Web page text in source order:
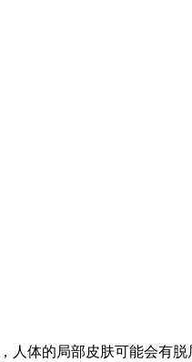
体的局部皮肤可能会有